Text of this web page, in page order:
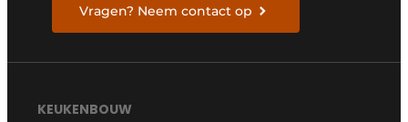
Vragen? Neem contact op
KEUKENBOUW